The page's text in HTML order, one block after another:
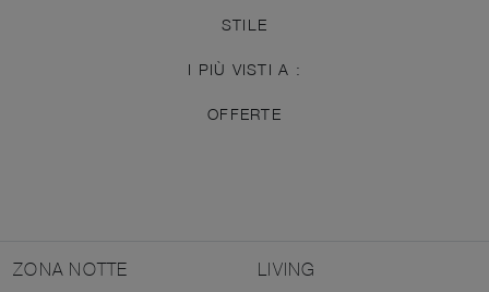
STILE
I PIÙ VISTI A :
OFFERTE
ZONA NOTTE LIVING